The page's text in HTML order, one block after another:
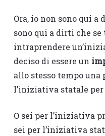
Ora, io non sono qui a
sono qui a dirti che
intraprendere
deciso di essere un
allo stesso tempo una
l’iniziativa statale
O sei per l’iniziativa
sei per l’iniziativa